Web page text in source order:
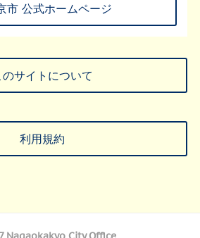
市 公式ホームページ
のサイトについて
利用規約